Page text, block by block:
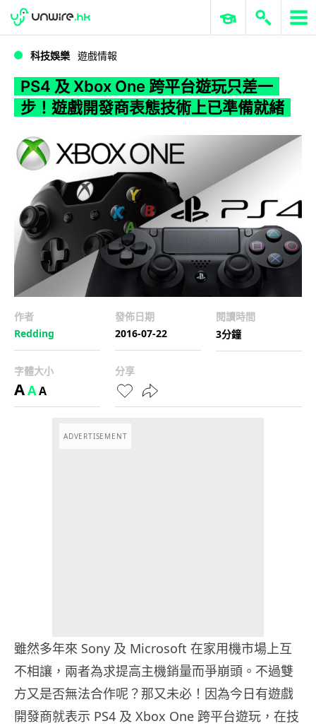
WWDC 2026 ERP 與商業 AI
科技娛樂 遊戲情報
PS4 及 Xbox One 跨平台遊玩只差一
步！遊戲開發商表態技術上已準備就緒
作者
Redding
發佈日期
2016-07-22
閱讀時間
3分鐘
字體大小
AAA
分享
ADVERTISEMENT
雖然多年來 Sony 及 Microsoft 在家用機市場上互
不相讓，兩者為求提高主機銷量而爭崩頭。不過雙
方又是否無法合作呢？那又未必！因為今日有遊戲
開發商就表示 PS4 及 Xbox One 跨平台遊玩，在技